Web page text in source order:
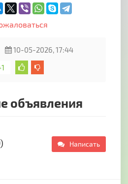
10-05-2026, 17:44
объявления
Написать